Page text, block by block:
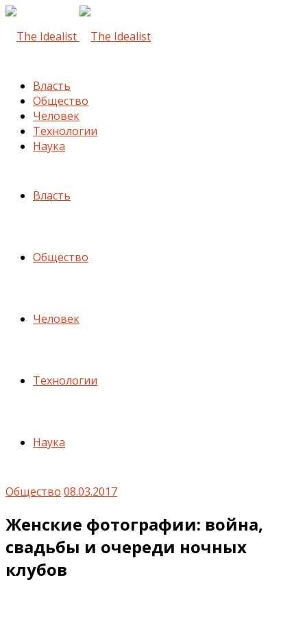
Власть
Общество
Человек
Технологии
Наука
Власть
Общество
Человек
Технологии
Наука
Общество 08.03.2017
Женские фотографии: война,
свадьбы и очереди ночных
клубов